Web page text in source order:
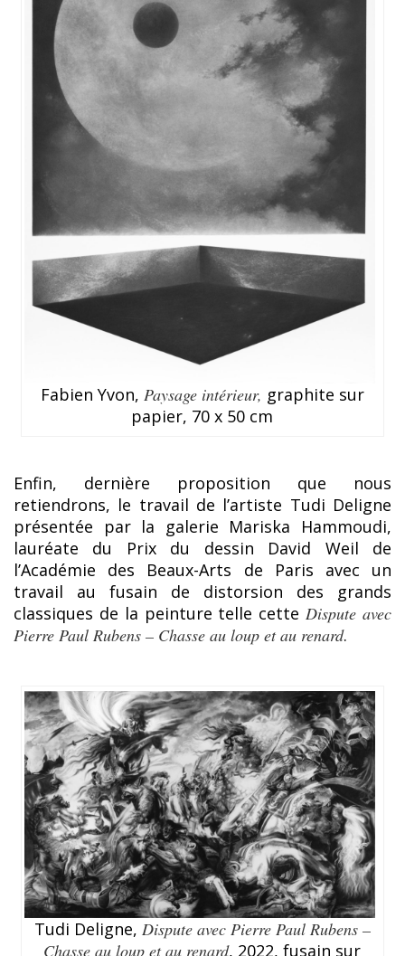
Fabien Yvon, Paysage intérieur, graphite sur
papier, 70 x 50 cm
Enfin, dernière proposition que nous
retiendrons, le travail de l’artiste Tudi Deligne
présentée par la galerie Mariska Hammoudi,
lauréate du Prix du dessin David Weil de
l’Académie des Beaux-Arts de Paris avec un
travail au fusain de distorsion des grands
classiques de la peinture telle cetteDispute avec
Pierre Paul Rubens – Chasse au loup et au renard.
Tudi Deligne, Dispute avec Pierre Paul Rubens –
Chasse au loup et au renard, 2022, fusain sur